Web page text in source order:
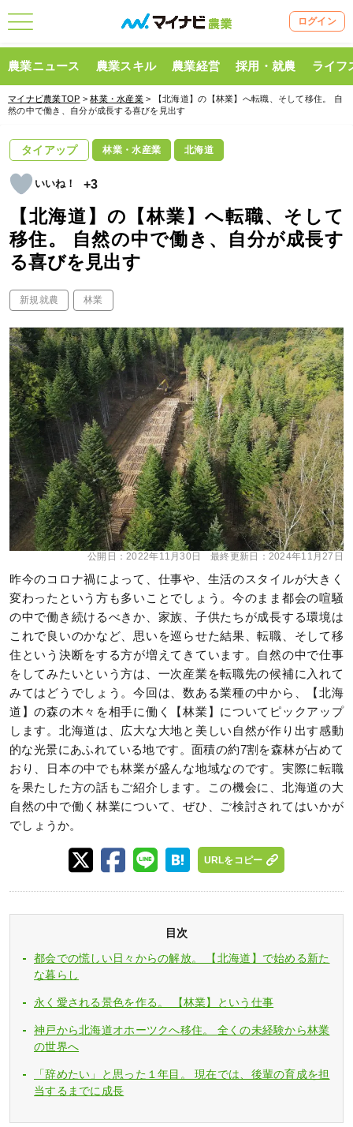
ログイン
農業ニュース 農業スキル 農業経営 採用・就農 ライフ
マイナビ農業TOP >林業・水産業 > 【北海道】の【林業】へ転職、そして移住。 自
然の中で働き、自分が成長する喜びを見出す
タイアップ 林業・水産業 北海道
+3
【北海道】の【林業】へ転職、そして
移住。 自然の中で働き、自分が成長す
る喜びを見出す
新規就農 林業
公開日： 2022年11月30日 最終更新日： 2024年11月27日
昨今のコロナ禍によって、仕事や、生活のスタイルが大きく
変わったという方も多いことでしょう。今のまま都会の喧騒
の中で働き続けるべきか、家族、子供たちが成長する環境は
これで良いのかなど、思いを巡らせた結果、転職、そして移
住という決断をする方が増えてきています。自然の中で仕事
をしてみたいという方は、一次産業を転職先の候補に入れて
みてはどうでしょう。今回は、数ある業種の中から、【北海
道】の森の木々を相手に働く【林業】についてピックアップ
します。北海道は、広大な大地と美しい自然が作り出す感動
的な光景にあふれている地です。面積の約7割を森林が占めて
おり、日本の中でも林業が盛んな地域なのです。実際に転職
を果たした方の話もご紹介します。この機会に、北海道の大
自然の中で働く林業について、ぜひ、ご検討されてはいかが
でしょうか。
URLをコピー
目次
都会での慌しい日々からの解放。 【北海道】で始める新た
な暮らし
永く愛される景色を作る。 【林業】という仕事
神戸から北海道オホーツクへ移住。 全くの未経験から林業
の世界へ
「辞めたい」と思った１年目。 現在では、後輩の育成を担
当するまでに成長